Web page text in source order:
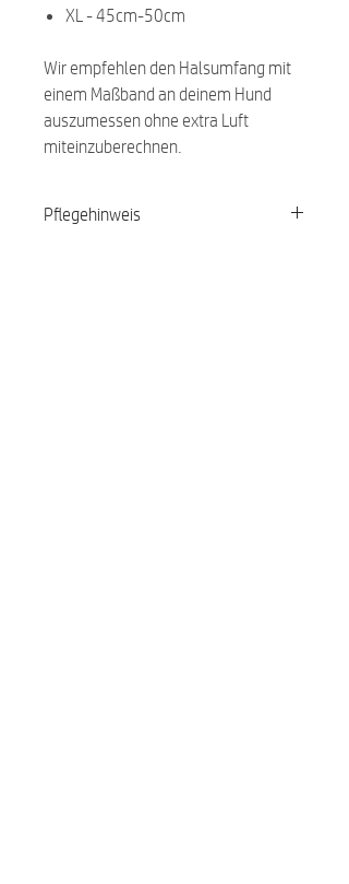
XL - 45cm-50cm
Wir empfehlen den Halsumfang mit
einem Maßband an deinem Hund
auszumessen ohne extra Luft
miteinzuberechnen.
Pflegehinweis